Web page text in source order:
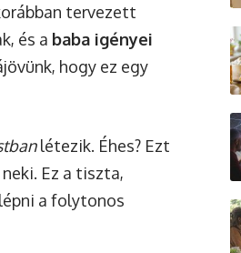
tervezett
és a baba igényei
hogy ez egy
létezik. Éhes? Ezt
Ez a tiszta,
a folytonos